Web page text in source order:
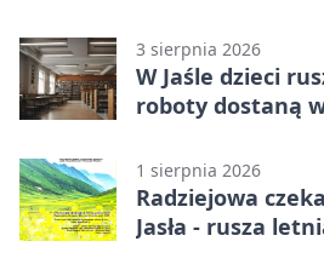
3 sierpnia 2026
W Jaśle dzieci
roboty dostaną
1 sierpnia 2026
Radziejowa
Jasła - rusza